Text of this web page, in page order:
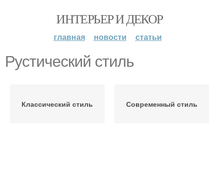
ИНТЕРЬЕР И ДЕКОР
главная новости статьи
Рустический стиль
Классический стиль Современный стиль